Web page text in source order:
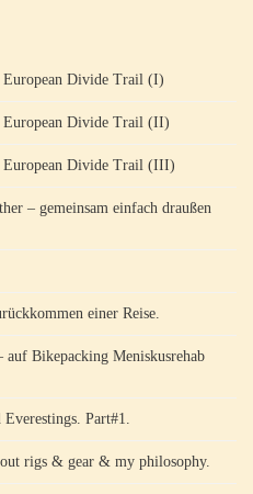
European Divide Trail (I)
European Divide Trail (II)
European Divide Trail (III)
– gemeinsam einfach draußen
einer Reise.
auf Bikepacking Meniskusrehab
Part#1.
rigs & gear & my philosophy.